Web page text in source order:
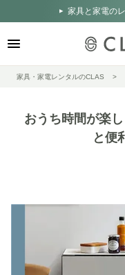
家具と家電の
家具・家電レンタルのCLAS
おうち時間が楽
と便